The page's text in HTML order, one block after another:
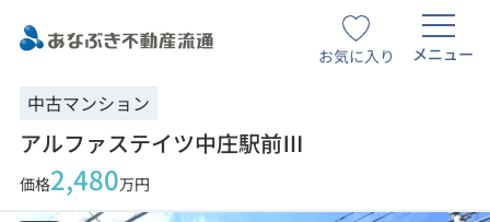
お気に入り メニュー
中古マンション
アルファステイツ中庄駅前Ⅲ
価格2,480万円